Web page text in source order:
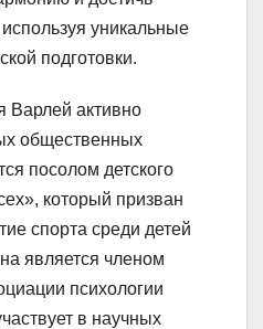
уникальные
подготовки.
Варлей активно
общественных
посолом детского
который призван
спорта среди детей
является членом
психологии
в научных